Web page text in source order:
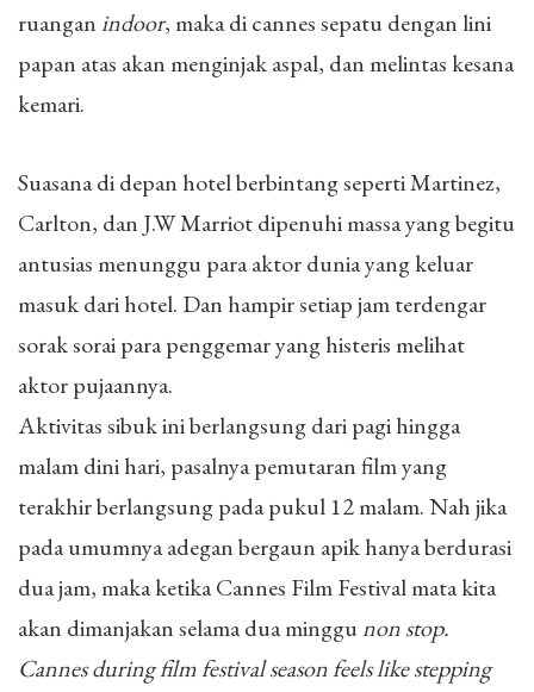
ruanganindoor, maka di cannes sepatu dengan lini
papan atas akan menginjak aspal, dan melintas kesana
kemari.
Suasana di depan hotel berbintang seperti Martinez,
Carlton, dan J.W Marriot dipenuhi massa yang begitu
antusias menunggu para aktor dunia yang keluar
masuk dari hotel. Dan hampir setiap jam terdengar
sorak sorai para penggemar yang histeris melihat
aktor pujaannya.
Aktivitas sibuk ini berlangsung dari pagi hingga
malam dini hari, pasalnya pemutaran film yang
terakhir berlangsung pada pukul 12 malam. Nah jika
pada umumnya adegan bergaun apik hanya berdurasi
dua jam, maka ketika Cannes Film Festival mata kita
akan dimanjakan selama dua minggunon stop.
Cannes during film festival season feels like stepping